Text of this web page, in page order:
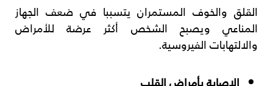
القلق والخوف المستمران يتسببا في ضعف الجهاز
المناعي ويصبح الشخص أكثر عرضة للأمراض
والالتهابات الفيروسية.